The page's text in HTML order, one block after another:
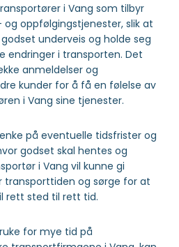
i Vang som tilbyr
oppfølgingstjenester, slik at
underveis og holde seg
endringer i transporten. Det
anmeldelser og
kunder for å få en følelse av
i Vang sine tjenester.
på eventuelle tidsfrister og
godset skal hentes og
i Vang vil kunne gi
og sørge for at
rett sted til rett tid.
for mye tid på